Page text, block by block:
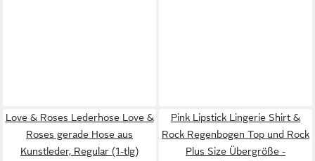
Love & Roses Lederhose Love &
Roses gerade Hose aus
Kunstleder, Regular (1-tlg)
Pink Lipstick Lingerie Shirt &
Rock Regenbogen Top und Rock
Plus Size Übergröße -